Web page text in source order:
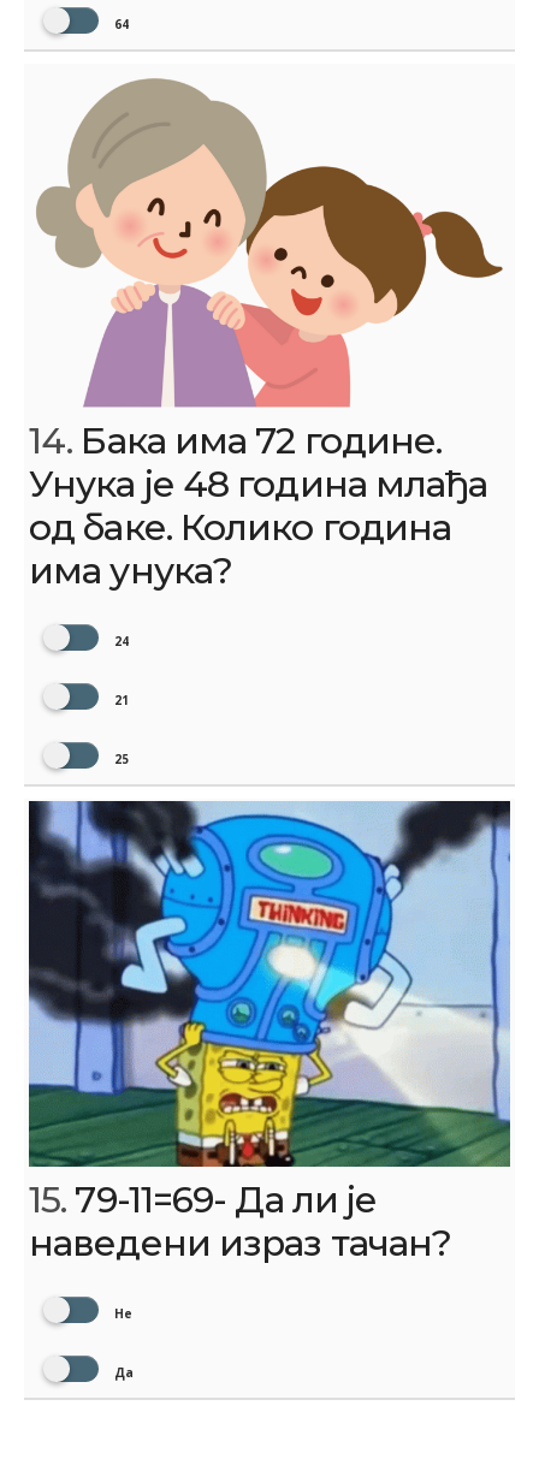
64
14. Бака има 72 године.
Унука је 48 година млађа
од баке. Колико година
има унука?
24
21
25
15. 79-11=69- Да ли је
наведени израз тачан?
Не
Да